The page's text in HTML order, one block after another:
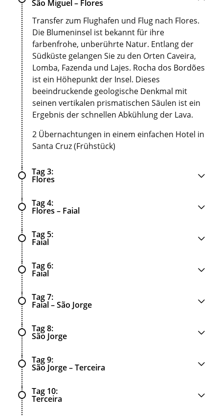
São Miguel – Flores
Transfer zum Flughafen und Flug nach Flores.
Die Blumeninsel ist bekannt für ihre
farbenfrohe, unberührte Natur. Entlang der
Südküste gelangen Sie zu den Orten Caveira,
Lomba, Fazenda und Lajes. Rocha dos Bordões
ist ein Höhepunkt der Insel. Dieses
beeindruckende geologische Denkmal mit
seinen vertikalen prismatischen Säulen ist ein
Ergebnis der schnellen Abkühlung der Lava.
2 Übernachtungen in einem einfachen Hotel in
Santa Cruz (Frühstück)
Tag 3
Flores
Tag 4
Flores – Faial
Tag 5
Faial
Tag 6
Faial
Tag 7
Faial – São Jorge
Tag 8
São Jorge
Tag 9
São Jorge – Terceira
Tag 10
Terceira